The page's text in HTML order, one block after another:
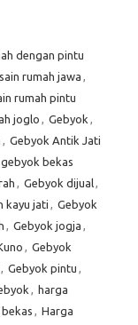
dengan pintu
rumah jawa ,
rumah pintu
joglo , Gebyok ,
, Gebyok Antik Jati
gebyok bekas
, Gebyok dijual,
kayu jati , Gebyok
, Gebyok jogja ,
, Gebyok
, Gebyok pintu ,
, harga
, Harga